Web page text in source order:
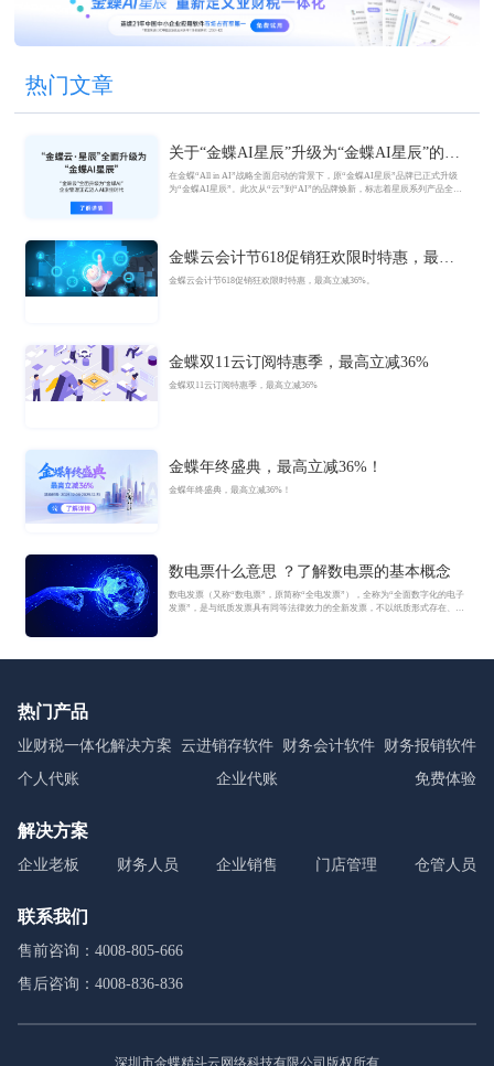
热门文章
关于“金蝶AI星辰”升级为“金蝶AI星辰”的官
方公告
在金蝶“All in AI”战略全面启动的背景下，原“金蝶AI星辰”品牌已正式升级
为“金蝶AI星辰”。此次从“云”到“AI”的品牌焕新，标志着星辰系列产品全面
金蝶云会计节618促销狂欢限时特惠，最高
立减36%
金蝶云会计节618促销狂欢限时特惠，最高立减36%。
金蝶双11云订阅特惠季，最高立减36%
金蝶双11云订阅特惠季，最高立减36%
金蝶年终盛典，最高立减36%！
金蝶年终盛典，最高立减36%！
数电票什么意思 ？了解数电票的基本概念
数电发票（又称“数电票”，原简称“全电发票”），全称为“全面数字化的电子
发票”，是与纸质发票具有同等法律效力的全新发票，不以纸质形式存在、不
热门产品
业财税一体化解决方案 云进销存软件 财务会计软件 财务报销软件
个人代账
企业代账 免费体验
解决方案
企业老板 财务人员 企业销售 门店管理 仓管人员
联系我们
售前咨询：4008-805-666
售后咨询：4008-836-836
深圳市金蝶精斗云网络科技有限公司版权所有